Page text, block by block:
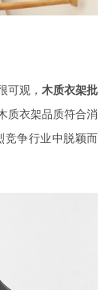
可观， 木质衣架批
质衣架品质符合消
竞争行业中脱颖而